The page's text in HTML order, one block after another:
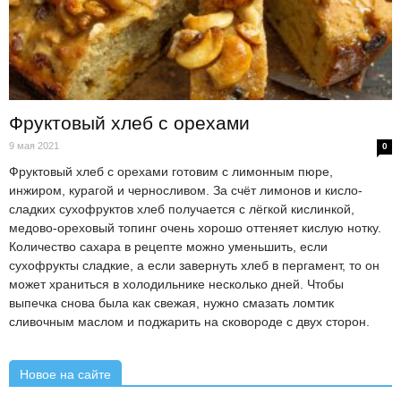
Фруктовый хлеб с орехами
9 мая 2021 0
Фруктовый хлеб с орехами готовим с лимонным пюре,
инжиром, курагой и черносливом. За счёт лимонов и кисло-
сладких сухофруктов хлеб получается с лёгкой кислинкой,
медово-ореховый топинг очень хорошо оттеняет кислую нотку.
Количество сахара в рецепте можно уменьшить, если
сухофрукты сладкие, а если завернуть хлеб в пергамент, то он
может храниться в холодильнике несколько дней. Чтобы
выпечка снова была как свежая, нужно смазать ломтик
сливочным маслом и поджарить на сковороде с двух сторон.
Новое на сайте